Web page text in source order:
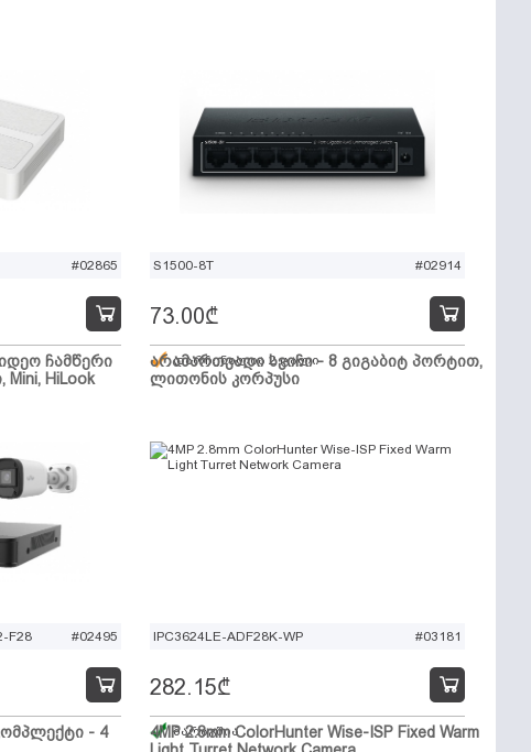
#02865
ჩამწერი
Mini, HiLook
S1500-8T #02914
არამართვადი სვიჩი - 8 გიგაბიტ პორტით,
ლითონის კორპუსი
73.00₾
დარჩენილია 2 ცალი
F28 #02495
- 4
IPC3624LE-ADF28K-WP #03181
4MP 2.8mm ColorHunter Wise-ISP Fixed Warm
282.15₾
მარაგშია